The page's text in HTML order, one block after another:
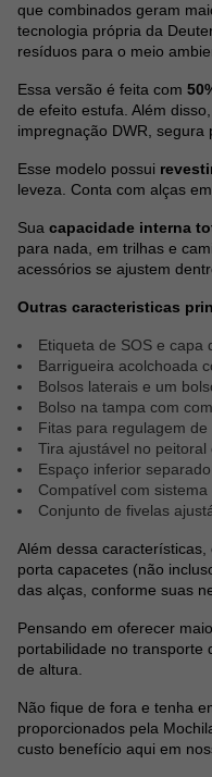
que combinados geram
tecnologia própria da
resíduos para o meio
Essa versão é feita com
de efeito estufa. Além
impregnação DWR, segura
Esse modelo possui
leveza. Conta com alças
Sua capacidade interna
para nada, em trilhas e
acessórios se ajustem
Outras caracteristicas
Etiqueta de SOS e capa
Barrigueira acolchoada
Bolsos laterais e um
Bolso na tampa com
Fitas para regulagem
Tira ajustável no
Espaço inferior
Compatível com
Conjunto de fivelas
Além dessa
porta capacetes (não
das alças, conforme suas
Pensando em oferecer
portabilidade no transporte
de altura.
Não fique de fora e tenha
proporcionados pela
custo benefício aqui em